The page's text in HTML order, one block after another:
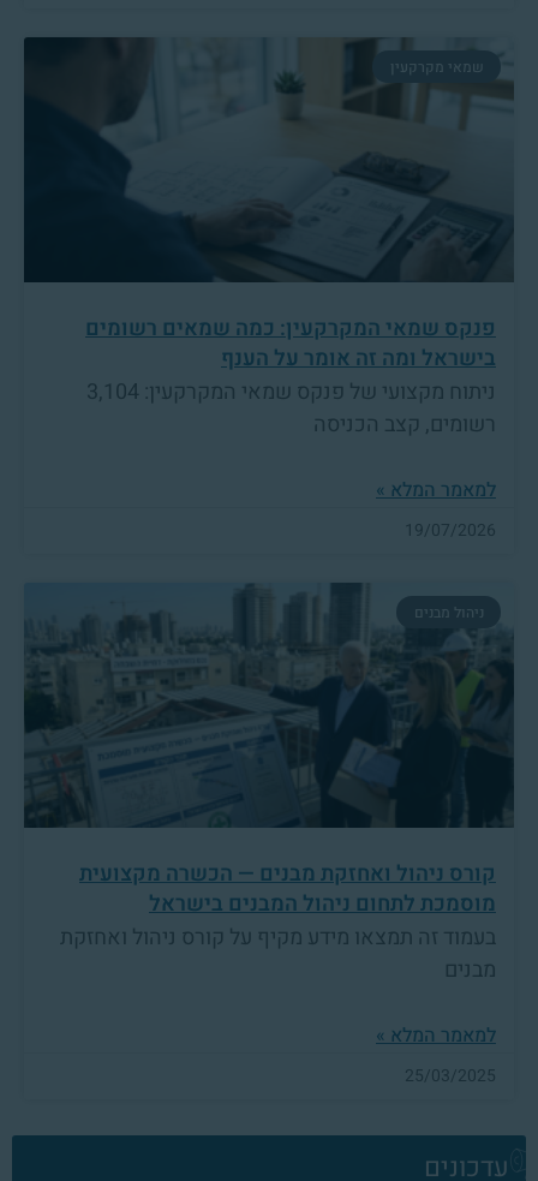
שמאי מקרקעין
פנקס שמאי המקרקעין: כמה שמאים רשומים
בישראל ומה זה אומר על הענף
ניתוח מקצועי של פנקס שמאי המקרקעין: 3,104
רשומים, קצב הכניסה
למאמר המלא »
19/07/2026
ניהול מבנים
קורס ניהול ואחזקת מבנים — הכשרה מקצועית
מוסמכת לתחום ניהול המבנים בישראל
בעמוד זה תמצאו מידע מקיף על קורס ניהול ואחזקת
מבנים
למאמר המלא »
25/03/2025
עדכונים